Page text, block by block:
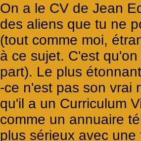
On a le CV de Jean
des aliens que tu ne
(tout comme moi,
à ce sujet. C'est
part). Le plus
-ce n'est pas son vrai
qu'il a un Curriculum
comme un annuaire
plus sérieux avec